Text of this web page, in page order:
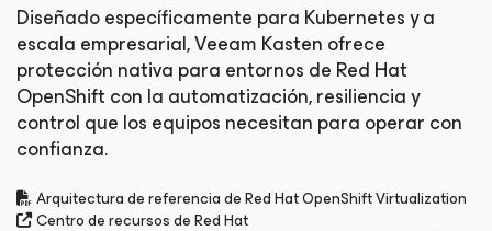
Diseñado específicamente para Kubernetes y a
escala empresarial, Veeam Kasten ofrece
protección nativa para entornos de Red Hat
OpenShift con la automatización, resiliencia y
control que los equipos necesitan para operar con
confianza.
Arquitectura de referencia de Red Hat OpenShift Virtualization
Centro de recursos de Red Hat